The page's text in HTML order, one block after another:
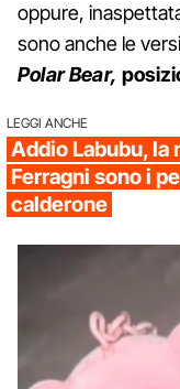
oppure,
sono anche le
Polar Bear,
LEGGI ANCHE
Addio Labubu,
Ferragni sono i
calderone